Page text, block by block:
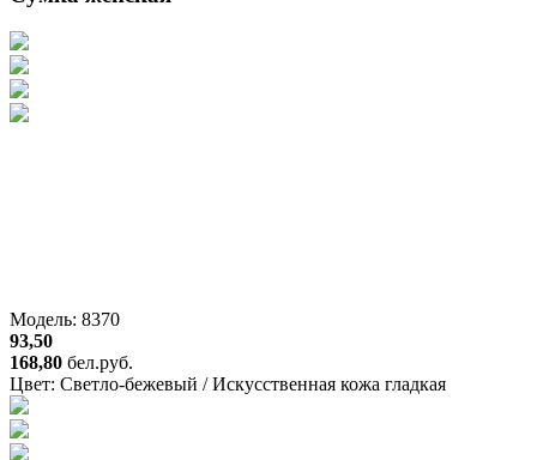
Модель: 8370
93,50
168,80 бел.руб.
Цвет: Светло-бежевый / Искусственная кожа гладкая